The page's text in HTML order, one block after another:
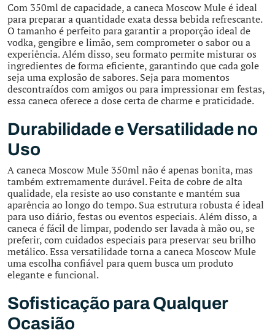
Com 350ml de capacidade, a caneca Moscow Mule é ideal
para preparar a quantidade exata dessa bebida refrescante.
O tamanho é perfeito para garantir a proporção ideal de
vodka, gengibre e limão, sem comprometer o sabor ou a
experiência. Além disso, seu formato permite misturar os
ingredientes de forma eficiente, garantindo que cada gole
seja uma explosão de sabores. Seja para momentos
descontraídos com amigos ou para impressionar em festas,
essa caneca oferece a dose certa de charme e praticidade.
Durabilidade e Versatilidade no
Uso
A caneca Moscow Mule 350ml não é apenas bonita, mas
também extremamente durável. Feita de cobre de alta
qualidade, ela resiste ao uso constante e mantém sua
aparência ao longo do tempo. Sua estrutura robusta é ideal
para uso diário, festas ou eventos especiais. Além disso, a
caneca é fácil de limpar, podendo ser lavada à mão ou, se
preferir, com cuidados especiais para preservar seu brilho
metálico. Essa versatilidade torna a caneca Moscow Mule
uma escolha confiável para quem busca um produto
elegante e funcional.
Sofisticação para Qualquer
Ocasião